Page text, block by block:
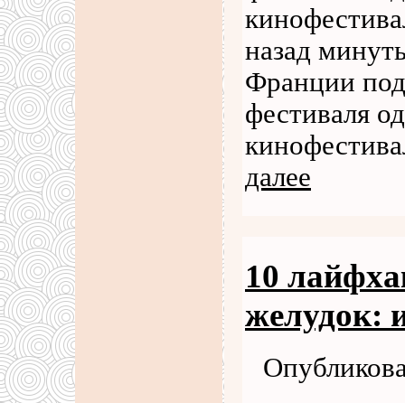
назад
Франции
фестиваля
далее
10
желудок: